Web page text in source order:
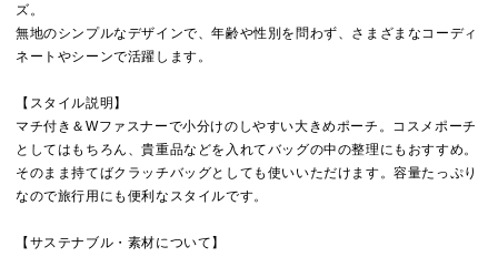
ズ。
無地のシンプルなデザインで、年齢や性別を問わず、さまざまなコーディ
ネートやシーンで活躍します。
【スタイル説明】
マチ付き＆Wファスナーで小分けのしやすい大きめポーチ。コスメポーチ
としてはもちろん、貴重品などを入れてバッグの中の整理にもおすすめ。
そのまま持てばクラッチバッグとしても使いいただけます。容量たっぷり
なので旅行用にも便利なスタイルです。
【サステナブル・素材について】